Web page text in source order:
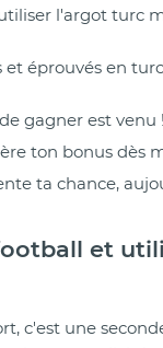
l'argot turc
éprouvés en
gagner est venu !
ton bonus dès
ta chance,
et
c'est une